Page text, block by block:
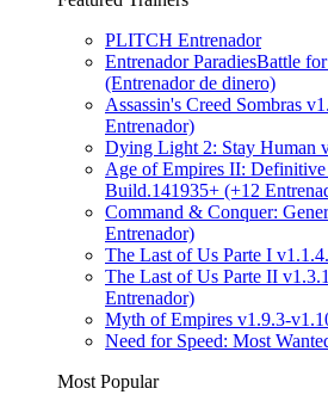
PLITCH Entrenador
Entrenador ParadiesBattle
(Entrenador de dinero)
Assassin's Creed Sombras
Entrenador)
Dying Light 2: Stay Human
Age of Empires II:
Build.141935+ (+12
Command & Conquer:
Entrenador)
The Last of Us Parte I
The Last of Us Parte II
Entrenador)
Myth of Empires v1.9.3-
Need for Speed: Most
Most Popular